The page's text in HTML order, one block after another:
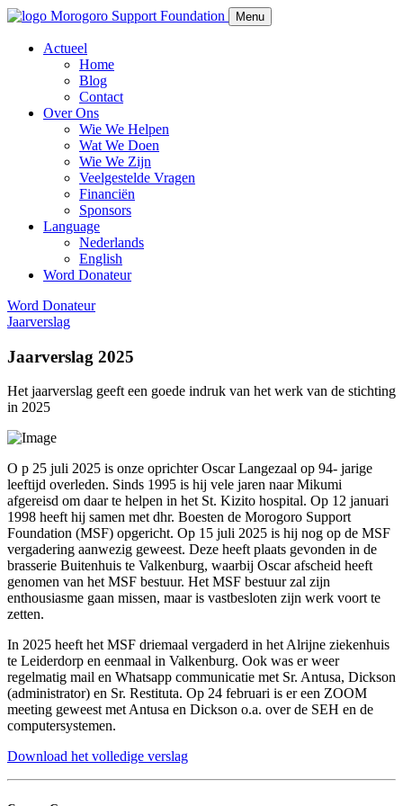
Morogoro Support Foundation Menu
Actueel
Home
Blog
Contact
Over Ons
Wie We Helpen
Wat We Doen
Wie We Zijn
Veelgestelde Vragen
Financiën
Sponsors
Language
Nederlands
English
Word Donateur
Word Donateur
Jaarverslag
Jaarverslag 2025
Het jaarverslag geeft een goede indruk van het werk van de stichting
in 2025
O p 25 juli 2025 is onze oprichter Oscar Langezaal op 94- jarige
leeftijd overleden. Sinds 1995 is hij vele jaren naar Mikumi
afgereisd om daar te helpen in het St. Kizito hospital. Op 12 januari
1998 heeft hij samen met dhr. Boesten de Morogoro Support
Foundation (MSF) opgericht. Op 15 juli 2025 is hij nog op de MSF
vergadering aanwezig geweest. Deze heeft plaats gevonden in de
brasserie Buitenhuis te Valkenburg, waarbij Oscar afscheid heeft
genomen van het MSF bestuur. Het MSF bestuur zal zijn
enthousiasme gaan missen, maar is vastbesloten zijn werk voort te
zetten.
In 2025 heeft het MSF driemaal vergaderd in het Alrijne ziekenhuis
te Leiderdorp en eenmaal in Valkenburg. Ook was er weer
regelmatig mail en Whatsapp communicatie met Sr. Antusa, Dickson
(administrator) en Sr. Restituta. Op 24 februari is er een ZOOM
meeting geweest met Antusa en Dickson o.a. over de SEH en de
computersystemen.
Download het volledige verslag